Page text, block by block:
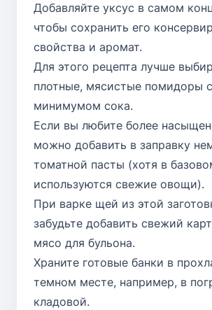
Добавляйте уксус в самом
чтобы сохранить его
свойства и аромат.
Для этого рецепта лучше
плотные, мясистые помидоры с
минимумом сока.
Если вы любите более
можно добавить в заправку
томатной пасты (хотя в
используются свежие овощи).
При варке щей из этой
забудьте добавить свежий
мясо для бульона.
Храните готовые банки в
темном месте, например, в
кладовой.